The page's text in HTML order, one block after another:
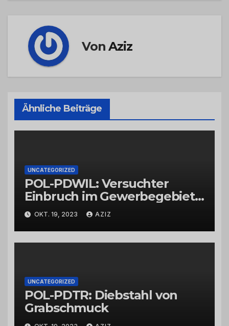
VonAziz
Ähnliche Beiträge
UNCATEGORIZED
POL-PDWIL: Versuchter
Einbruch im Gewerbegebiet
Wittlich
OKT. 19, 2023 AZIZ
UNCATEGORIZED
POL-PDTR: Diebstahl von
Grabschmuck